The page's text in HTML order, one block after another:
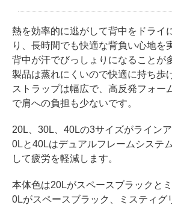
熱を効率的に逃がして背中をドライ
り、長時間でも快適な背負い心地を
背中が汗でびっしょりになることが
製品は蒸れにくいので快適に持ち歩
ストラップは幅広で、高反発フォー
で肩への負担も少ないです。
20L、30L、40Lの3サイズがライン
0Lと40Lはデュアルフレームシステ
して疲労を軽減します。
本体色は20Lがスペースブラックと
0Lがスペースブラック、ミスティグ